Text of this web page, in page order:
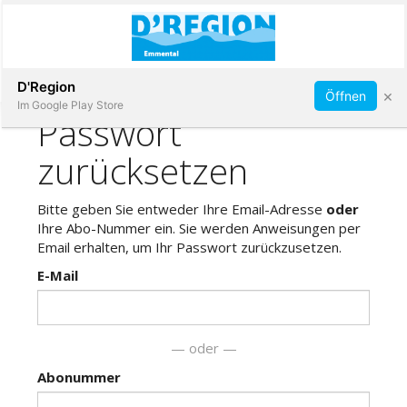
Immobilien
Veranstaltungen
Stellen
Abonnieren
D'Region
Im Google Play Store
Öffnen ×